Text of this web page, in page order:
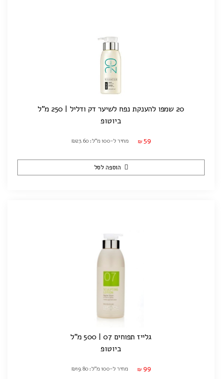
20 שמפו להענקת נפח לשיער דק ודליל | 250 מ"ל
ביוטופ
₪ 59 מחיר ל-100 מ"ל: ₪23.60
הוספה לסל
גלייז תפוחים 07 | 500 מ"ל
ביוטופ
₪ 99 מחיר ל-100 מ"ל: ₪19.80